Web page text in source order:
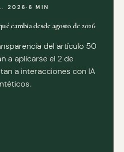
2026·6 MIN
cambia desde agosto de 2026
del artículo 50
a aplicarse el 2 de
a interacciones con IA